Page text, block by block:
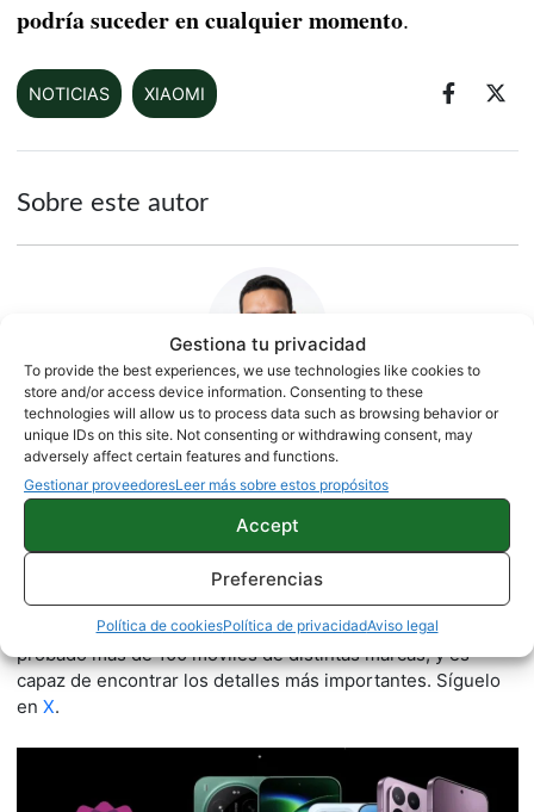
Gestiona tu privacidad
To provide the best experiences, we use technologies like cookies to
store and/or access device information. Consenting to these
technologies will allow us to process data such as browsing behavior or
unique IDs on this site. Not consenting or withdrawing consent, may
adversely affect certain features and functions.
Gestionar proveedoresLeer más sobre estos propósitos
Accept
Preferencias
Política de cookiesPolítica de privacidadAviso legal
podría suceder en cualquier momento.
NOTICIAS XIAOMI
Sobre este autor
Jesús González
1500 artículos publicados en ProAndroid desde 2020.
Periodista experto en tecnología y especializado en
móviles Android y telefonía, desde pequeño vive por y para
los gadgets, le encanta estar a la última y es redactor sobre
tecnología desde 2018. Amante de los smartphones,
tablets, smartwatches y todo lo que tenga una pantalla. Ha
probado más de 100 móviles de distintas marcas, y es
capaz de encontrar los detalles más importantes. Síguelo
en X.